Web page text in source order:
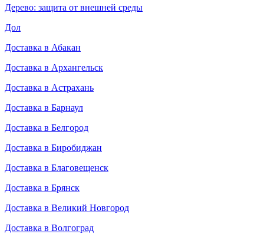
Дерево: защита от внешней среды
Дол
Доставка в Абакан
Доставка в Архангельск
Доставка в Астрахань
Доставка в Барнаул
Доставка в Белгород
Доставка в Биробиджан
Доставка в Благовещенск
Доставка в Брянск
Доставка в Великий Новгород
Доставка в Волгоград